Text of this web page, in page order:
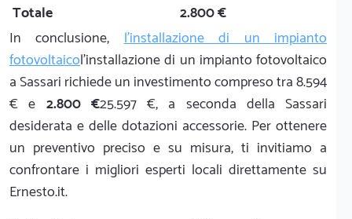
Totale
2.800 €
In conclusione,l'installazione di un impianto
fotovoltaicol'installazione di un impianto fotovoltaico
a Sassari richiede un investimento compreso tra 8.594
€ e 2.800 €25.597 €, a seconda della Sassari
desiderata e delle dotazioni accessorie. Per ottenere
un preventivo preciso e su misura, ti invitiamo a
confrontare i migliori esperti locali direttamente su
Ernesto.it.